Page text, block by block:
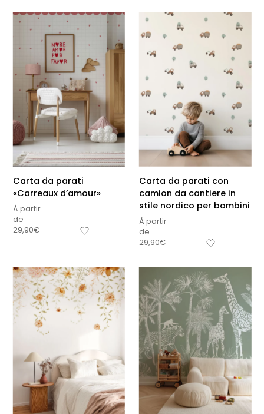
Carta da parati
«Carreaux d’amour»
À partir
de
29,90€
Carta da parati con
camion da cantiere in
stile nordico per bambini
À partir
de
29,90€